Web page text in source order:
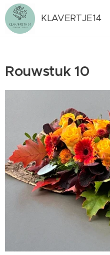
KLAVERTJE14
Rouwstuk 10